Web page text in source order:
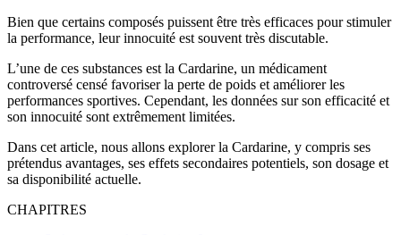
Bien que certains composés puissent être très efficaces pour stimuler
la performance, leur innocuité est souvent très discutable.
L’une de ces substances est la Cardarine, un médicament
controversé censé favoriser la perte de poids et améliorer les
performances sportives. Cependant, les données sur son efficacité et
son innocuité sont extrêmement limitées.
Dans cet article, nous allons explorer la Cardarine, y compris ses
prétendus avantages, ses effets secondaires potentiels, son dosage et
sa disponibilité actuelle.
CHAPITRES